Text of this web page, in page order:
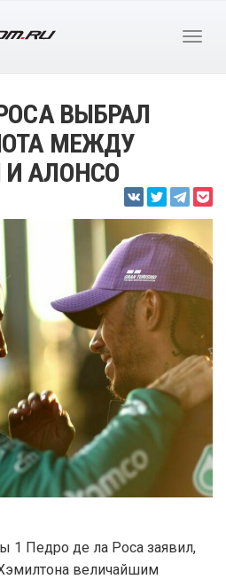
ВЫБРАЛ
МЕЖДУ
АЛОНСО
Педро де ла Роса заявил,
величайшим